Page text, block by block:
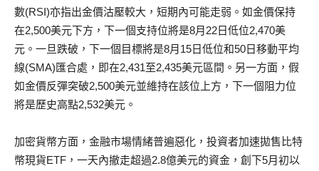
數(RSI)亦指出金價沽壓較大，短期內可能走弱。如金價保持
在2,500美元下方，下一個支持位將是8月22日低位2,470美
元。一旦跌破，下一個目標將是8月15日低位和50日移動平均
線(SMA)匯合處，即在2,431至2,435美元區間。另一方面，假
如金價反彈突破2,500美元並維持在該位上方，下一個阻力位
將是歷史高點2,532美元。
加密貨幣方面，金融市場情緒普遍惡化，投資者加速拋售比特
幣現貨ETF，一天內撤走超過2.8億美元的資金，創下5月初以